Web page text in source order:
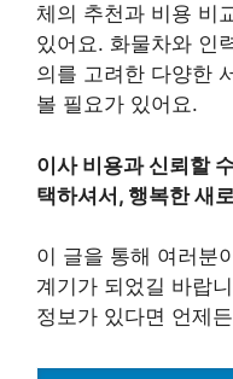
체의 추천과 비용 비
있어요. 화물차와 인
의를 고려한 다양한
볼 필요가 있어요.
이사 비용과 신뢰할
택하셔서, 행복한 새
이 글을 통해 여러분
계기가 되었길 바랍
정보가 있다면 언제